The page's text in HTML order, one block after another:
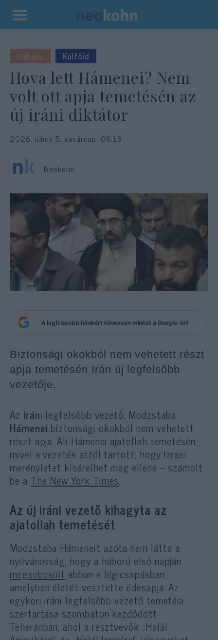
Kilépés
tartalomba
Háború Külföld
Hova lett Hámenei? Nem
volt ott apja temetésén az
új iráni diktátor
2026. július 5. vasárnap, 06:13
Neokohn
A legfrissebb hírekért kövessen minket a Google-ön!
Biztonsági okokból nem vehetett részt
apja temetésén Irán új legfelsőbb
vezetője.
Az iráni legfelsőbb vezető, Modzstaba
Hámenei biztonsági okokból nem vehetett
részt apja, Ali Hámenei ajatollah temetésén,
mivel a vezetés attól tartott, hogy Izrael
merényletet kísérelhet meg ellene – számolt
be a The New York Times.
Az új iráni vezető kihagyta az
ajatollah temetését
Modzstaba Hámeneit azóta nem látta a
nyilvánosság, hogy a háború első napján
megsebesült abban a légicsapásban,
amelyben életét vesztette édesapja. Az
egykori iráni legfelsőbb vezető temetési
szertartása szombaton kezdődött
Teheránban, ahol a résztvevők „Halál